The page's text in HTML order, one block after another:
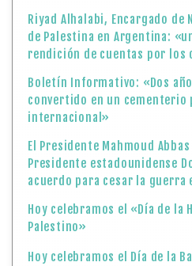
Riyad Alhalabi, Encargado de
de Palestina en Argentina:
rendición de cuentas por
Boletín Informativo: «Dos
convertido en un cementerio
internacional»
El Presidente Mahmoud
Presidente estadounidense
acuerdo para cesar la guerra
Hoy celebramos el «Día de la
Palestino»
Hoy celebramos el Día de la